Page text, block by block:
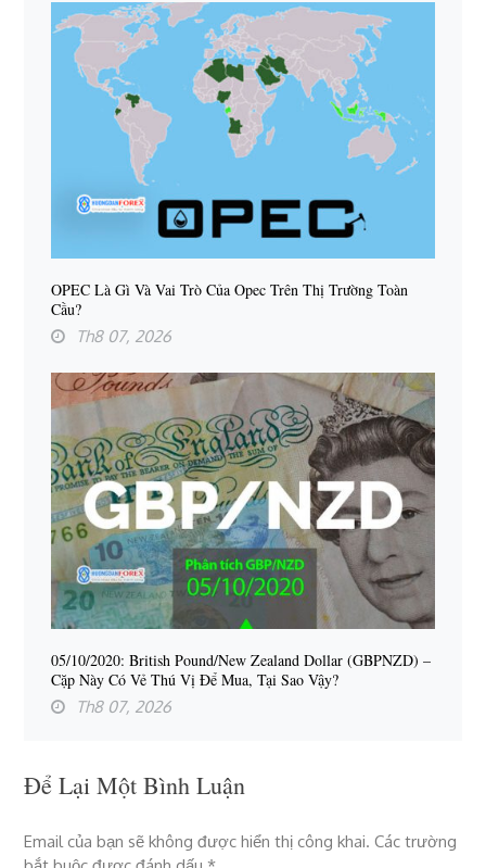
OPEC Là Gì Và Vai Trò Của Opec Trên Thị Trường Toàn
Cầu?
Th8 07, 2026
05/10/2020: British Pound/New Zealand Dollar (GBPNZD) –
Cặp Này Có Vẻ Thú Vị Để Mua, Tại Sao Vậy?
Th8 07, 2026
Để Lại Một Bình Luận
Email của bạn sẽ không được hiển thị công khai. Các trường